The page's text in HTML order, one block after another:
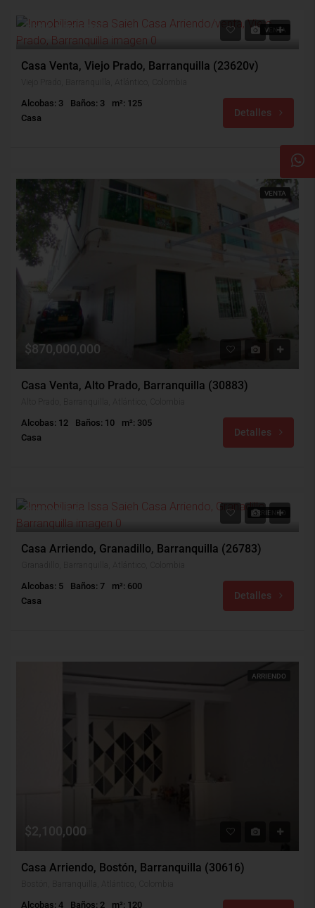
VENTA
$335,000,000
Casa Venta, Viejo Prado, Barranquilla (23620v)
Alcobas: 3 Baños: 3
m²: 125
Casa
Detalles
VENTA
$870,000,000
Casa Venta, Alto Prado, Barranquilla (30883)
Alcobas: 12 Baños: 10
m²: 305
Casa
Detalles
ARRIENDO
$7,000,000
Casa Arriendo, Granadillo, Barranquilla (26783)
Alcobas: 5 Baños: 7
m²: 600
Casa
Detalles
ARRIENDO
$2,100,000
Casa Arriendo, Bostón, Barranquilla (30616)
Alcobas: 4 Baños: 2 m²: 120